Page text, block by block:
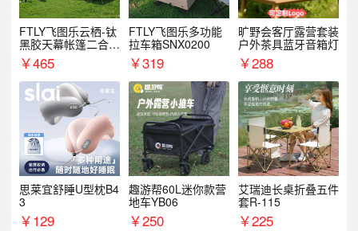
FTLY飞图乐云栖-钛
黑胶天幕帐篷二合一
TMTZ0201
￥465
FTLY飞图乐多功能
拉车箱SNX0200
￥319
旷野会客厅露营套装
户外茶具蓝牙音箱灯
￥288
思莱宜舒睡U型枕B4
3
￥129
趣游帮60L迷你款营
地车YB06
￥250
艾瑞迪长桌折叠五件
套R-115
￥225